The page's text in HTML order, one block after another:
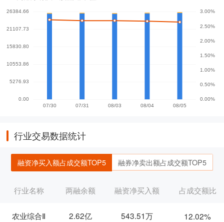
行业交易数据统计
融资净买入额占成交额TOP5 融券净卖出额占成交额TOP5
行业名称 两融余额 融资净买入额 占成交额比
农业综合Ⅱ 2.62亿 543.51万 12.02%